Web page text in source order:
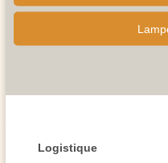
Logistique